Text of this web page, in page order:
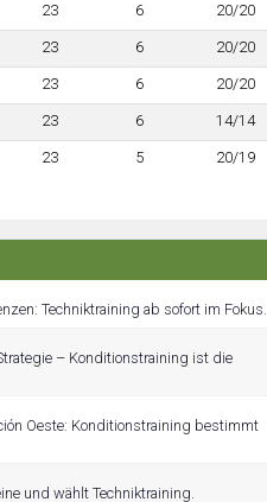
23 6 20/20
23 6 20/20
23 6 20/20
23 6 14/14
23 5 20/19
Techniktraining ab sofort im Fokus.
– Konditionstraining ist die
Oeste: Konditionstraining bestimmt
und wählt Techniktraining.